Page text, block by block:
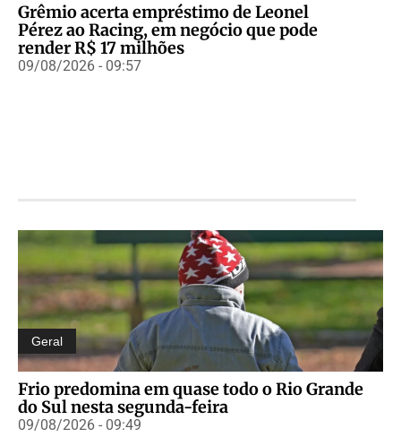
Grêmio acerta empréstimo de Leonel
Pérez ao Racing, em negócio que pode
render R$ 17 milhões
09/08/2026 - 09:57
Geral
Frio predomina em quase todo o Rio Grande
do Sul nesta segunda-feira
09/08/2026 - 09:49